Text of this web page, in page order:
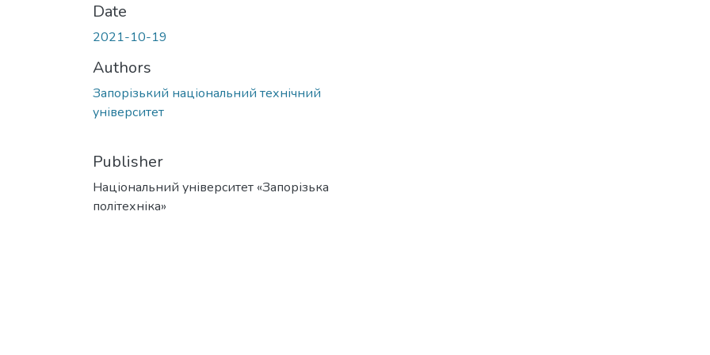
Date
2021-10-19
Authors
Запорізький національний технічний
університет
Publisher
Національний університет «Запорізька
політехніка»